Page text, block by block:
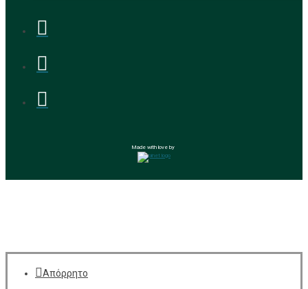
Made with love by
Απόρρητο